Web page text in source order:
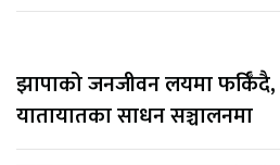
झापाको जनजीवन लयमा फर्किँदै,
यातायातका साधन सञ्चालनमा